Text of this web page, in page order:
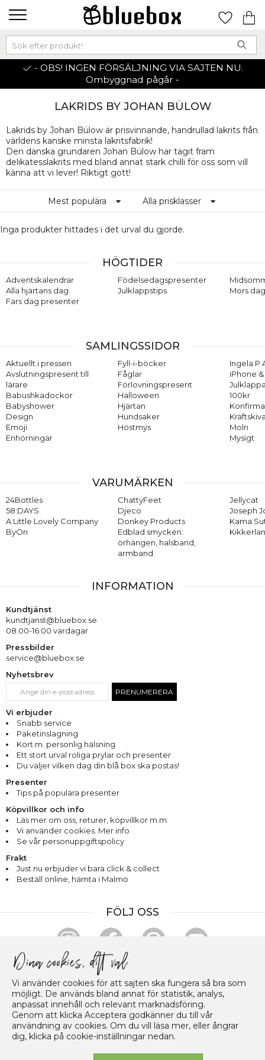
- OBS! INGEN FÖRSÄLJNING VIA SAJTEN NU.
Ombyggnad pågår -
LAKRIDS BY JOHAN BÜLOW
Lakrids by Johan Bülow är prisvinnande, handrullad lakrits från
världens kanske minsta lakritsfabrik!
Den danska grundaren Johan Bülow har tagit fram
delikatesslakrits med bland annat stark chilli för oss som vill
känna att vi lever! Riktigt gott!
Mest populära Alla prisklasser
Inga produkter hittades i det urval du gjorde.
Vi använder cookies för att sajten ska fungera så bra som
möjligt. De används bland annat för statistik, analys,
anpassat innehåll och relevant marknadsföring.
Genom att klicka Acceptera godkänner du till vår
användning av cookies. Om du vill läsa mer, eller ångrar
dig, klicka på cookie-inställningar nedan.
HÖGTIDER
Adventskalendrar
Alla hjärtans dag
Fars dag presenter
Födelsedagspresenter
Julklappstips
Mors
SAMLINGSSIDOR
Aktuellt i pressen
Avslutningspresent till
lärare
Babushkadockor
Babyshower
Design
Emoji
Enhörningar
Fyll-i-böcker
Fåglar
Förlovningspresent
Halloween
Hjärtan
Hundsaker
Höstmys
Ingela P
iPhone
100kr
Moln
Mysigt
VARUMÄRKEN
24Bottles
58:DAYS
A Little Lovely Company
ByOn
ChattyFeet
Djeco
Donkey Products
Edblad smycken:
örhängen, halsband,
armband
Jellycat
Joseph
Kama
INFORMATION
Kundtjänst
kundtjanst@bluebox.se
08:00-16:00 vardagar
Pressbilder
service@bluebox.se
Nyhetsbrev
PRENUMERERA
Vi erbjuder
Snabb service
Paketinslagning
Kort m. personlig hälsning
Ett stort urval roliga prylar och presenter
Du väljer vilken dag din blå box ska postas!
Presenter
Tips på populära presenter
Köpvillkor och info
Läs mer om oss returer köpvillkor m.m.
Vi använder cookies. Mer info
Se vår personuppgiftspolicy
Frakt
Just nu erbjuder vi bara click & collect
Beställ online, hämta i Malmö
FÖLJ OSS
HANDLA & BETALA TRYGGT